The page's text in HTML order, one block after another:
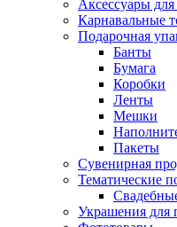
Аксессуары
Карнавальные
Подарочная
Банты
Бумага
Коробки
Ленты
Мешки
Пакеты
Сувенирная
Тематические
Украшения для